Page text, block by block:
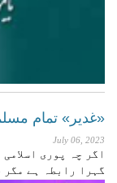
«غدیر» تمام
July 06, 2023
اگر چہ پوری
گہرا رابطہ ہے مگر